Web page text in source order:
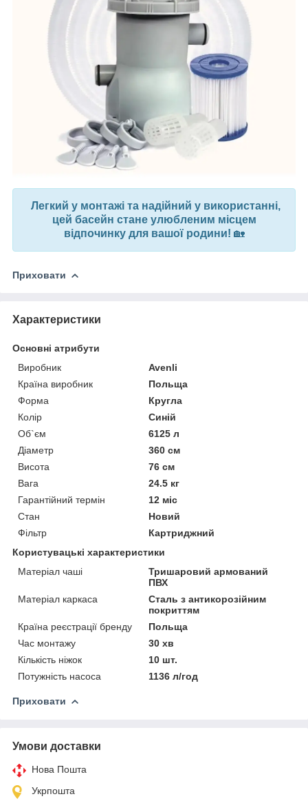
Легкий у монтажі та надійний у використанні,
цей басейн стане улюбленим місцем
відпочинку для вашої родини! 🏡
Приховати
Характеристики
Основні атрибути
Виробник
Avenli
Країна виробник
Польща
Форма
Кругла
Колір
Синій
Об`єм
6125 л
Діаметр
360 см
Висота
76 см
Вага
24.5 кг
Гарантійний термін
12 міс
Стан
Новий
Фільтр
Картриджний
Користувацькі характеристики
Матеріал чаші
Тришаровий армований
ПВХ
Матеріал каркаса
Сталь з антикорозійним
покриттям
Країна реєстрації бренду
Польща
Час монтажу
30 хв
Кількість ніжок
10 шт.
Потужність насоса
1136 л/год
Приховати
Умови доставки
Нова Пошта
Укрпошта